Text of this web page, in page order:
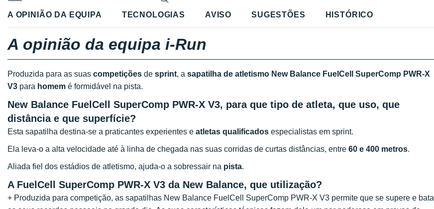
A OPINIÃO DA EQUIPA TECNOLOGIAS AVISO SUGESTÕES HISTÓRICO
A opinião da equipa i-Run
Produzida para as suas competições de sprint, a sapatilha de atletismo New Balance FuelCell SuperComp PWR-X
V3 para homem é formidável na pista.
New Balance FuelCell SuperComp PWR-X V3, para que tipo de atleta, que uso, que
distância e que superfície?
Esta sapatilha destina-se a praticantes experientes e atletas qualificados especialistas em sprint.
Ela leva-o a alta velocidade até à linha de chegada nas suas corridas de curtas distâncias, entre 60 e 400 metros.
Aliada fiel dos estádios de atletismo, ajuda-o a sobressair na pista.
A FuelCell SuperComp PWR-X V3 da New Balance, que utilização?
+ Produzida para competição, as sapatilhas New Balance FuelCell SuperComp PWR-X V3 permite que se supere e bata